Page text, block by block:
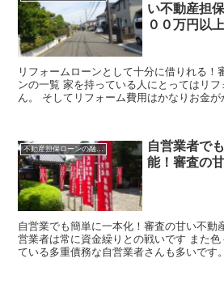
い不動産担
００万円以
リフォームローンとして十分に借りれる！
ンの一覧 家を持っている人にとってはリ
ん。 そしてリフォーム費用はかなりお金
不動産担保ローンの融資情報
自営業者で
能！審査の
自営業でも簡単に一本化！審査の甘い不動
営業者は常に資金繰りとの戦いです また色
ている多重債務な自営業者さんも多いです